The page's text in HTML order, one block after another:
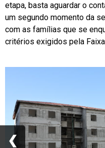
etapa, basta aguardar o
um segundo momento da
com as famílias que se
critérios exigidos pela
❮
❮